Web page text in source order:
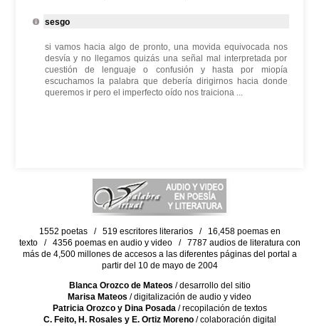
sesgo
si vamos hacia algo de pronto, una movida equivocada nos
desvía y no llegamos quizás una señal mal interpretada por
cuestión de lenguaje o confusión y hasta por miopía
escuchamos la palabra que debería dirigirnos hacia donde
queremos ir pero el imperfecto oído nos traiciona ...
1552 poetas / 519 escritores literarios / 16,458 poemas en
texto / 4356 poemas en audio y video / 7787 audios de literatura con
más de 4,500 millones de accesos a las diferentes páginas del portal a
partir del 10 de mayo de 2004
Blanca Orozco de Mateos / desarrollo del sitio
Marisa Mateos / digitalización de audio y video
Patricia Orozco y Dina Posada/ recopilación de textos
C. Feito, H. Rosales y E. Ortiz Moreno/ colaboración digital